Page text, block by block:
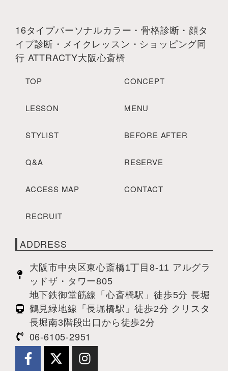
16タイプパーソナルカラー・骨格診断・顔タ
イプ診断・メイクレッスン・ショッピング同
行 ATTRACTY大阪心斎橋
TOP CONCEPT
LESSON MENU
STYLIST BEFORE AFTER
Q&A RESERVE
ACCESS MAP CONTACT
RECRUIT
ADDRESS
大阪市中央区東心斎橋1丁目8-11 アルグラ
ッドザ・タワー805
地下鉄御堂筋線「心斎橋駅」徒歩5分 長堀
鶴見緑地線「長堀橋駅」徒歩2分 クリスタ
長堀南3階段出口から徒歩2分
06-6105-2951